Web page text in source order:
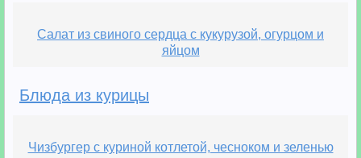
Салат из свиного сердца с кукурузой, огурцом и
яйцом
Блюда из курицы
Чизбургер с куриной котлетой, чесноком и зеленью